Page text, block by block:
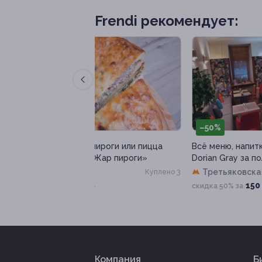
Frendi рекомендует:
–50%
Всё меню, напитки в ресторане
Dorian Gray за полцены
Третьяковская
скидка 50% за
Куплено 10
Компания